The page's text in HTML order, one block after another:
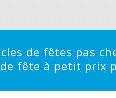
de fêtes pas
fête à petit prix